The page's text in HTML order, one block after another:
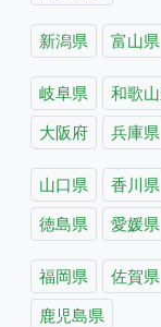
新潟県 富山県
岐阜県 和歌
大阪府
兵庫県
山口県 香川県
徳島県
愛媛県
福岡県 佐賀県
鹿児島県